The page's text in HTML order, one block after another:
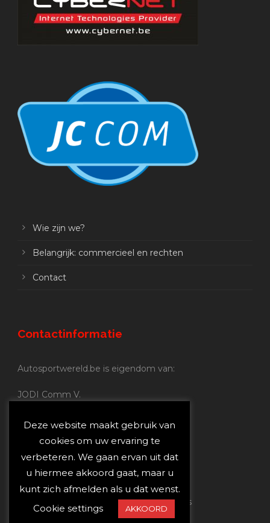
Wie zijn we?
Belangrijk: commercieel en rechten
Contact
Contactinformatie
Autosportwereld.be is eigendom van:
JODI Comm V.
Nijverheidsstraat 70
2160 Wommelgem
Autosportwereld.be:
Redactie:joost@autosportwereld.be
Verantwoordelijke uitgever: Joost Custers
Deze website maakt gebruik van
cookies om uw ervaring te
verbeteren. We gaan ervan uit dat
u hiermee akkoord gaat, maar u
kunt zich afmelden als u dat wenst.
Cookie settings
AKKOORD